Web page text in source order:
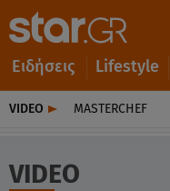
Ειδήσεις Lifestyle
VIDEO MASTERCHEF
VIDEO